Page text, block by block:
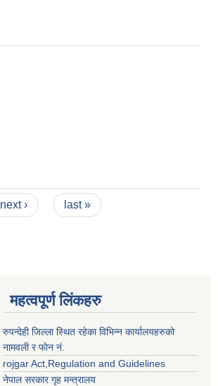
next › last »
महत्वपूर्ण लिंकहरु
रुपन्देही जिल्ला स्थित रहेका विभिन्न कार्यालयहरुको
नामवली र फाेन न‌ं.
rojgar Act,Regulation and Guidelines
नेपाल सरकार गृह मन्त्रालय